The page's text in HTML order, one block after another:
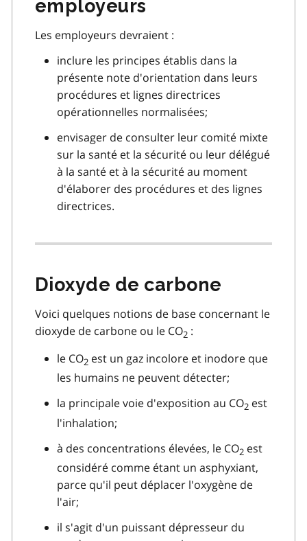
employeurs
Les employeurs devraient :
inclure les principes établis dans la
présente note d'orientation dans leurs
procédures et lignes directrices
opérationnelles normalisées;
envisager de consulter leur comité mixte
sur la santé et la sécurité ou leur délégué
à la santé et à la sécurité au moment
d'élaborer des procédures et des lignes
directrices.
Dioxyde de carbone
Voici quelques notions de base concernant le
dioxyde de carbone ou le CO2 :
le CO2 est un gaz incolore et inodore que
les humains ne peuvent détecter;
la principale voie d'exposition au CO2 est
l'inhalation;
à des concentrations élevées, le CO2 est
considéré comme étant un asphyxiant,
parce qu'il peut déplacer l'oxygène de
l'air;
il s'agit d'un puissant dépresseur du